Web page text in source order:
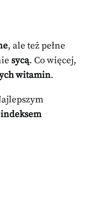
, ale też pełne
sycą. Co więcej,
witamin.
indeksem